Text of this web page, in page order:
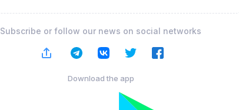
Subscribe or follow our news on social networks
Download the app